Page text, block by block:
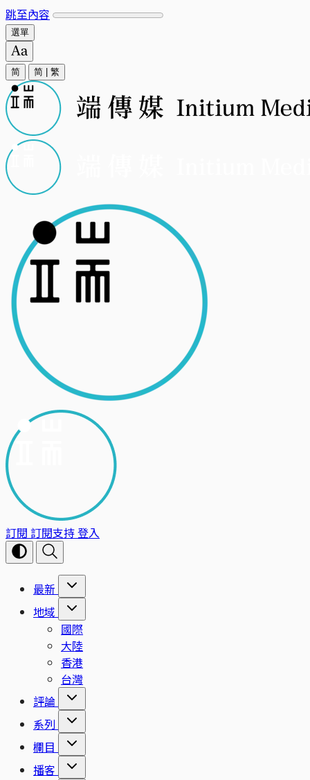
跳至內容
選單
简 简 繁
訂閱 訂閱支持登入
最新
地域
國際
大陸
香港
台灣
評論
系列
欄目
播客